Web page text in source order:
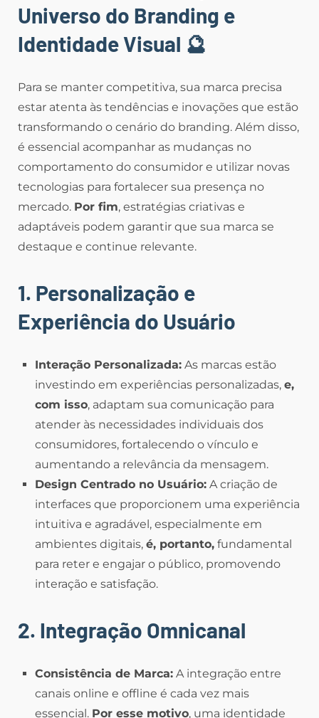
Universo do Branding e
Identidade Visual 🔮
Para se manter competitiva, sua marca precisa
estar atenta às tendências e inovações que estão
transformando o cenário do branding. Além disso,
é essencial acompanhar as mudanças no
comportamento do consumidor e utilizar novas
tecnologias para fortalecer sua presença no
mercado. Por fim, estratégias criativas e
adaptáveis podem garantir que sua marca se
destaque e continue relevante.
1. Personalização e
Experiência do Usuário
Interação Personalizada: As marcas estão
investindo em experiências personalizadas, e,
com isso, adaptam sua comunicação para
atender às necessidades individuais dos
consumidores, fortalecendo o vínculo e
aumentando a relevância da mensagem.
Design Centrado no Usuário: A criação de
interfaces que proporcionem uma experiência
intuitiva e agradável, especialmente em
ambientes digitais, é, portanto, fundamental
para reter e engajar o público, promovendo
interação e satisfação.
2. Integração Omnicanal
Consistência de Marca: A integração entre
canais online e offline é cada vez mais
essencial. Por esse motivo, uma identidade